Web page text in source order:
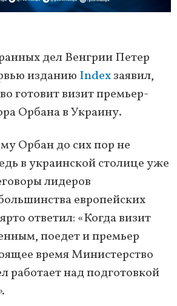
дел Венгрии Петер
изданию Indexзаявил,
готовит визит премьер-
Орбана в Украину.
Орбан до сих пор не
в украинской столице уже
лидеров
европейских
ответил: «Когда визит
поедет и премьер
время Министерство
работает над подготовкой